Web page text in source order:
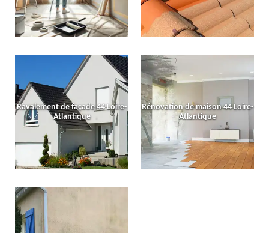
Ravalement de façade 44 Loire-
Atlantique
Rénovation de maison 44 Loire-
Atlantique